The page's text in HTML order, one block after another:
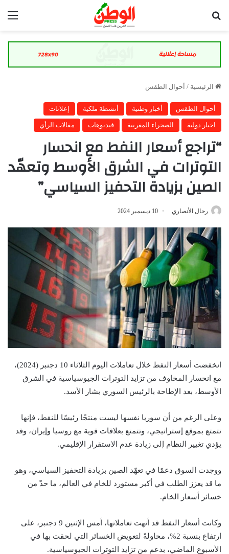
الرئيسية / أحوال الطقس
أحوال الطقس أخبار وطنية أنشطة ملكية إعلانات
اخبار دولية الصحراء المغربية فيديوهات مقالات الرأي
“تراجع أسعار النفط مع انحسار
التوترات في الشرق الأوسط وتعهّد
الصين بزيادة التحفيز السياسي”
رحال الأنصاري 10 ديسمبر 2024
انخفضت أسعار النفط خلال تعاملات اليوم الثلاثاء 10 دجنبر (2024)،
مع انحسار المخاوف من تزايد التوترات الجيوسياسية في الشرق
الأوسط، بعد الإطاحة بالرئيس السوري بشار الأسد.
وعلى الرغم من أن سوريا نفسها ليست منتجًا رئيسًا للنفط، فإنها
تتمتع بموقع إستراتيجي، وتتمتع بعلاقات قوية مع روسيا وإيران، وقد
يؤدي تغيير النظام إلى زيادة عدم الاستقرار الإقليمي.
ووجدت السوق دعمًا في تعهّد الصين بزيادة التحفيز السياسي، وهو
ما قد يعزز الطلب في أكبر مستورد للخام في العالم، ما حدّ من
خسائر أسعار الخام.
وكانت أسعار النفط قد أنهت تعاملاتها، أمس الإثنين 9 دجنبر، على
ارتفاع بنسبة 2%، محاولةً لتعويض الخسائر التي لحقت بها في
الأسبوع الماضي، بدعم من تزايد التوترات الجيوسياسية.